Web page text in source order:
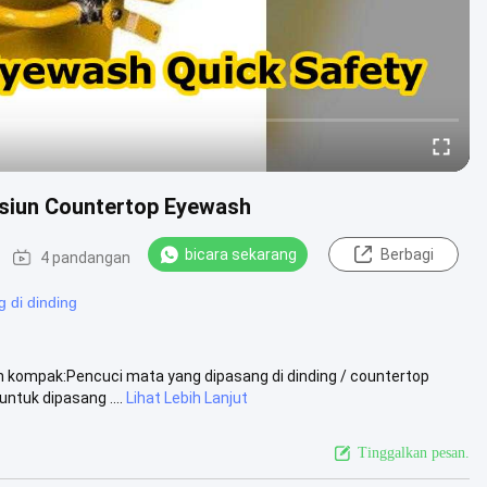
Countertop Eyewash
4 pandangan bicara sekarang Berbagi
di dinding
mata yang dipasang di dinding / countertop
dipasang ....
Lihat Lebih Lanjut
Tinggalkan pesan.